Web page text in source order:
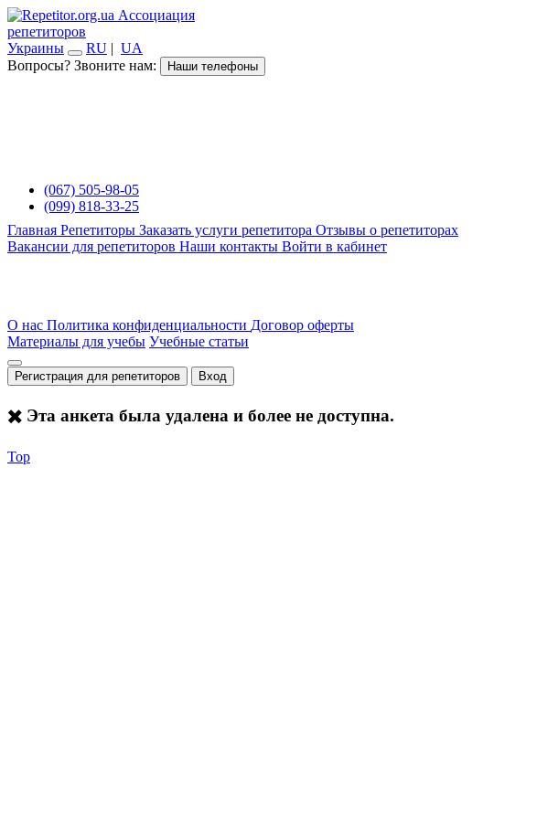
Ассоциация
репетиторов
Украины
RU | UA
Вопросы? Звоните нам:
Наши телефоны
(067) 505-98-05
(099) 818-33-25
Главная Репетиторы Заказать услуги репетитора Отзывы о репетиторах
Вакансии для репетиторов Наши контакты Войти в кабинет
О нас Политика конфиденциальности Договор оферты
Материалы для учебы Учебные статьи
Регистрация для репетиторов Вход
✖️ Эта анкета была удалена и более не доступна.
Top